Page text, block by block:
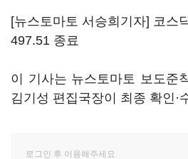
[뉴스토마토 서승희기자] 코스
497.51 종료
이 기사는 뉴스토마토 보도준
김기성 편집국장이 최종 확인·